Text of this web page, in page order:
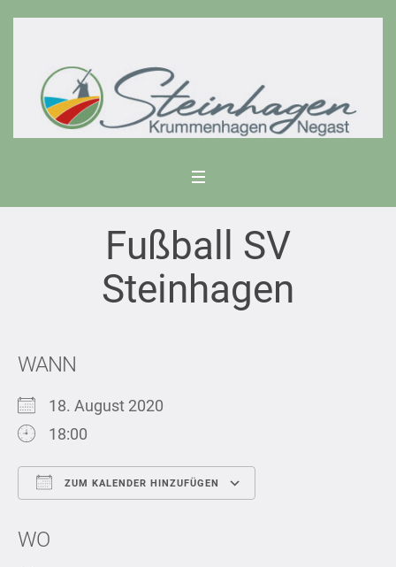
Fußball SV
Steinhagen
WANN
18. August 2020
18:00
ZUM KALENDER HINZUFÜGEN
WO